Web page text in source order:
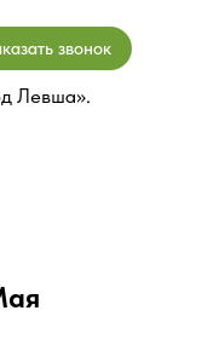
звонок
Левша».
звонок
Левша».